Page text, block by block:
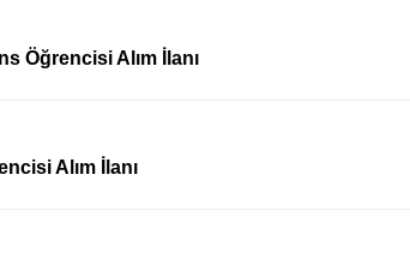
Öğrencisi Alım İlanı
Alım İlanı